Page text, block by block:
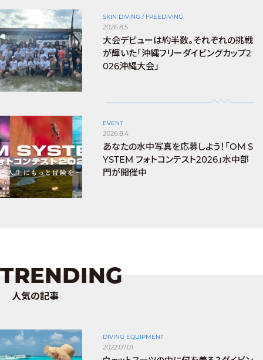
SKIN DIVING / FREEDIVING
2026.8.5
大会デビューは約半数。それぞれの挑戦
が輝いた「沖縄フリーダイビングカップ2
026沖縄大会」
EVENT
2026.8.4
あなたの水中写真を応募しよう！「OM S
YSTEM フォトコンテスト2026」水中部
門が開催中
TRENDING
人気の記事
DIVING EQUIPMENT
2022.07.01